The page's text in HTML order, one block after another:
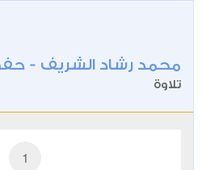
محمد رشاد الشريف -
تلاوة
1